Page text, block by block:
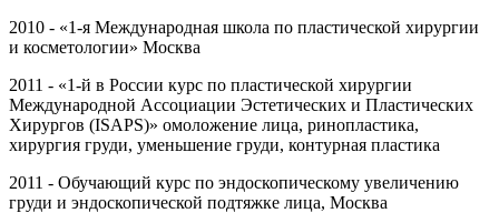
2010 - «1-я Международная школа по пластической хирургии
и косметологии» Москва
2011 - «1-й в России курс по пластической хирургии
Международной Ассоциации Эстетических и Пластических
Хирургов (ISAPS)» омоложение лица, ринопластика,
хирургия груди, уменьшение груди, контурная пластика
2011 - Обучающий курс по эндоскопическому увеличению
груди и эндоскопической подтяжке лица, Москва